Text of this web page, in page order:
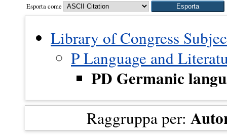
Esporta come
Library of Congress
P Language and
PD Germanic
Raggruppa per: